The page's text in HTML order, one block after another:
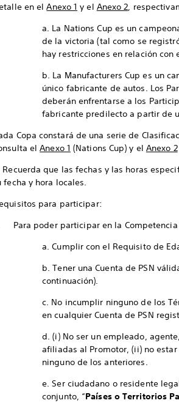
en elAnexo 1 y el Anexo 2,
a. La Nations Cup es un
de la victoria (tal como se
hay restricciones en relación
b. La Manufacturers Cup es un
único fabricante de autos. Los
deberán enfrentarse a los
fabricante predilecto a partir de
Copa constará de una serie de
elAnexo 1 (Nations Cup) y el Anexo 2
Recuerda que las fechas y las horas
fecha y hora locales.
para participar:
Para poder participar en la Competencia
a. Cumplir con el Requisito de
b. Tener una Cuenta de PSN
continuación).
c. No incumplir ninguno de los
en cualquier Cuenta de PSN
d. (i) No ser un empleado,
afiliadas al Promotor, (ii) no
ninguno de los anteriores.
e. Ser ciudadano o residente
conjunto, “Países o Territorios